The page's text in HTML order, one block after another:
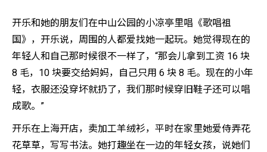
开乐和她的朋友们在中山公园的小凉亭里唱《歌唱祖
国》，开乐说，周围的人都爱找她一起玩。她觉得现在的
年轻人和自己那时候很不一样了，“那会儿拿到工资 16 块
8 毛，10 块要交给妈妈，自己只用 6 块 8 毛。现在的小年
轻，衣服还没穿坏就扔了，我们那时候穿旧鞋子还可以唱
成歌。”
开乐在上海开店，卖加工羊绒衫，平时在家里她爱侍弄花
花草草，写写书法。她打趣坐在一边的年轻女孩，说她们